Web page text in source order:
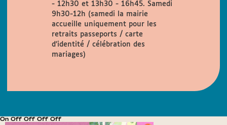
- 12h30 et 13h30 - 16h45. Samedi
9h30-12h (samedi la mairie
accueille uniquement pour les
retraits passeports / carte
d’identité / célébration des
mariages)
On Off Off Off Off